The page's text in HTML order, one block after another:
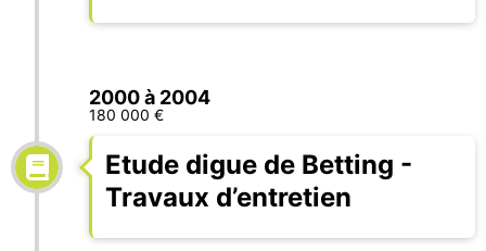
2000 à 2004
180 000 €
Etude digue de Betting -
Travaux d’entretien